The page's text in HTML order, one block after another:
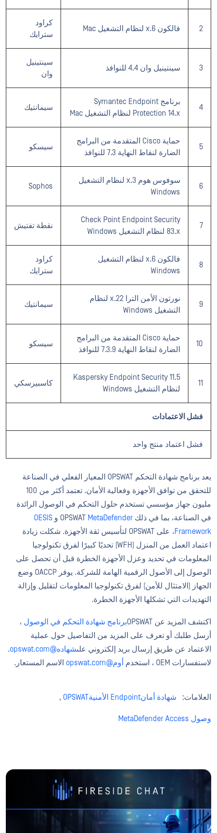
2 فالكون 6.x لنظام التشغيل Mac
كراود
سترايك
3 سينتينيل وان 4.4 للنوافذ
سينتينيل
وان
4
برنامج Symantec Endpoint
Protection 14.x لنظام التشغيل Mac
سيمانتيك
5
حماية Cisco المتقدمة من البرامج
الضارة لنقاط النهاية 7.3 للنوافذ
سيسكو
6
سوفوس هوم 3.x لنظام التشغيل
Windows
Sophos
7
Check Point Endpoint Security
83.x لنظام التشغيل Windows
نقطة تفتيش
8
فالكون 6.x لنظام التشغيل
Windows
كراود
سترايك
9
نورتون الأمن الترا 22.x لنظام
التشغيل Windows
سيمانتيك
10
حماية Cisco المتقدمة من البرامج
الضارة لنقاط النهاية 7.3.9 للنوافذ
سيسكو
11
Kaspersky Endpoint Security 11.5
لنظام التشغيل Windows
كاسبيرسكي
فشل الاعتمادات
فشل اعتماد منتج واحد
يعد برنامج شهادة التحكم OPSWAT المعيار الفعلي في الصناعة
للتحقق من توافق الأجهزة وفعالية الأمان. تعتمد أكثر من 100
مليون جهاز مؤسسي تستخدم حلول التحكم في الوصول الرائدة
في الصناعة، بما في ذلك OPSWAT MetaDefender و OESIS
Framework،
على OPSWAT لتأسيس ثقة الأجهزة. شكلت زيادة
اعتماد العمل من المنزل (WFH) تحديًا كبيرًا لفرق تكنولوجيا
المعلومات في تحديد وعزل الأجهزة الخطرة قبل أن تحصل على
الوصول إلى الأصول الرقمية الهامة للشركة. يوفر OACCP وضع
الجهاز (الامتثال للأمن) لفرق تكنولوجيا المعلومات لتقليل وإزالة
التهديدات التي تشكلها الأجهزة الخطرة.
اكتشف المزيد عن OPSWAT برنامج شهادة التحكم في الوصول ،
أرسل طلبك أو تعرف على المزيد من التفاصيل حول عملية
الاعتماد عن طريق إرسال بريد إلكتروني علىشهاده@opswat.com
.
لاستفسارات OEM ، استخدم
أوم@opswat.com الاسم المستعار.
العلامات: شهادة أمانEndpoint الأمنيةOPSWAT ,
وصول MetaDefender Access